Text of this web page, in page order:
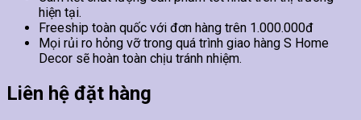
hiện tại.
Freeship toàn quốc với đơn hàng trên 1.000.000đ
Mọi rủi ro hỏng vỡ trong quá trình giao hàng S Home
Decor sẽ hoàn toàn chịu tránh nhiệm.
Liên hệ đặt hàng